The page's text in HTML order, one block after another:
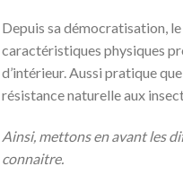
Depuis sa démocratisation,
caractéristiques physiques
d’intérieur. Aussi pratique
résistance naturelle aux
Ainsi, mettons en avant les
connaitre.